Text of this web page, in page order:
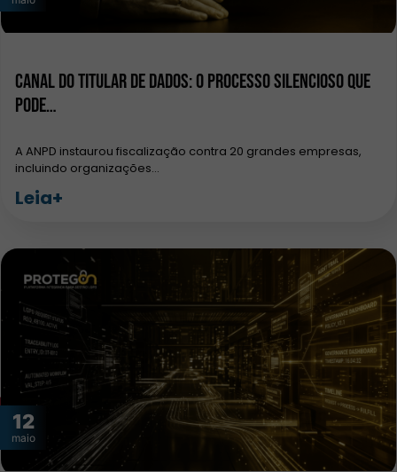
Canal do titular de dados: o processo silencioso que
pode…
A ANPD instaurou fiscalização contra 20 grandes empresas,
incluindo organizações…
Leia+
12
maio